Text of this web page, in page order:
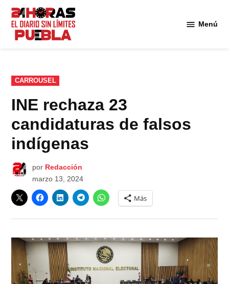
Saltar
contenido
Menú
PUBLICADO
EN
CARROUSEL
INE rechaza 23
candidaturas de falsos
indígenas
por Redacción
marzo 13, 2024
Más